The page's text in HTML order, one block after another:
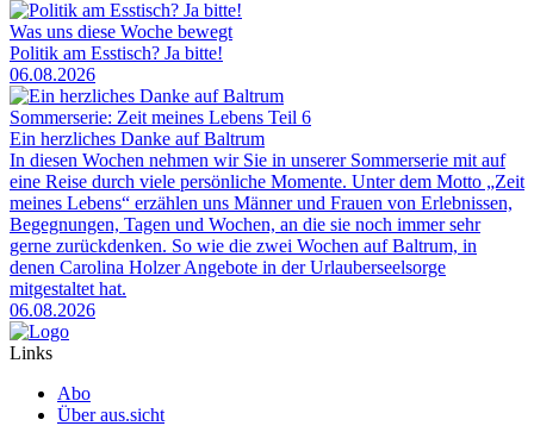
Was uns diese Woche bewegt
Politik am Esstisch? Ja bitte!
06.08.2026
Sommerserie: Zeit meines Lebens Teil 6
Ein herzliches Danke auf Baltrum
In diesen Wochen nehmen wir Sie in unserer Sommerserie mit auf
eine Reise durch viele persönliche Momente. Unter dem Motto „Zeit
meines Lebens“ erzählen uns Männer und Frauen von Erlebnissen,
Begegnungen, Tagen und Wochen, an die sie noch immer sehr
gerne zurückdenken. So wie die zwei Wochen auf Baltrum, in
denen Carolina Holzer Angebote in der Urlauberseelsorge
mitgestaltet hat.
06.08.2026
Links
Abo
Über aus.sicht